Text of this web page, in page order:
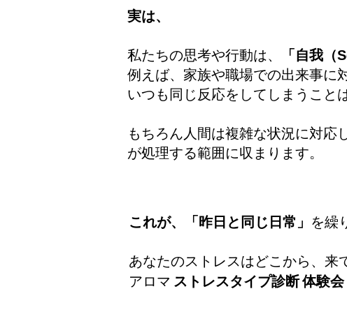
実は、
私たちの思考や行動は、 「自我（
例えば、家族や職場での出来事に
いつも同じ反応をしてしまうこと
もちろん人間は複雑な状況に対応
が処理する範囲に収まります。
これが、「昨日と同じ日常」 を繰
あなたのストレスはどこから、来
​アロマ ストレスタイプ診断 体験会